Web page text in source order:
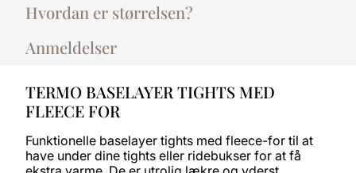
Hvordan er størrelsen?
Anmeldelser
TERMO BASELAYER TIGHTS MED
FLEECE FOR
Funktionelle baselayer tights med fleece-for til at
have under dine tights eller ridebukser for at få